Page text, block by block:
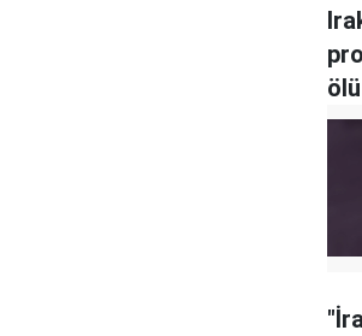
ölü